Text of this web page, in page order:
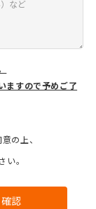
ますので予めご了
の上、
。
確認